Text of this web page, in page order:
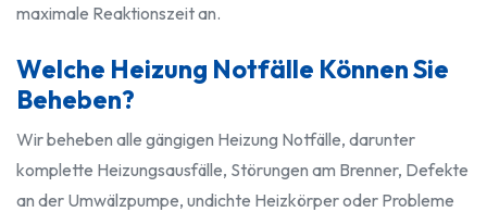
maximale Reaktionszeit an.
Welche Heizung Notfälle Können Sie
Beheben?
Wir beheben alle gängigen Heizung Notfälle, darunter
komplette Heizungsausfälle, Störungen am Brenner, Defekte
an der Umwälzpumpe, undichte Heizkörper oder Probleme